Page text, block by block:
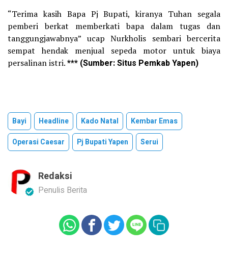
“Terima kasih Bapa Pj Bupati, kiranya Tuhan segala
pemberi berkat memberkati bapa dalam tugas dan
tanggungjawabnya” ucap Nurkholis sembari bercerita
sempat hendak menjual sepeda motor untuk biaya
persalinan istri.*** (Sumber: Situs Pemkab Yapen)
Bayi Headline Kado Natal
Kembar Emas
Operasi Caesar
Pj Bupati Yapen Serui
Redaksi
Penulis Berita